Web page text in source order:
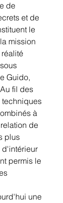
de
et de
le
mission
Guido,
fil des
techniques
à
de
plus
permis le
une